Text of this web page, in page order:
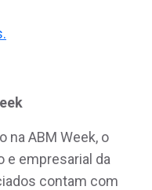
na ABM Week, o
empresarial da
contam com